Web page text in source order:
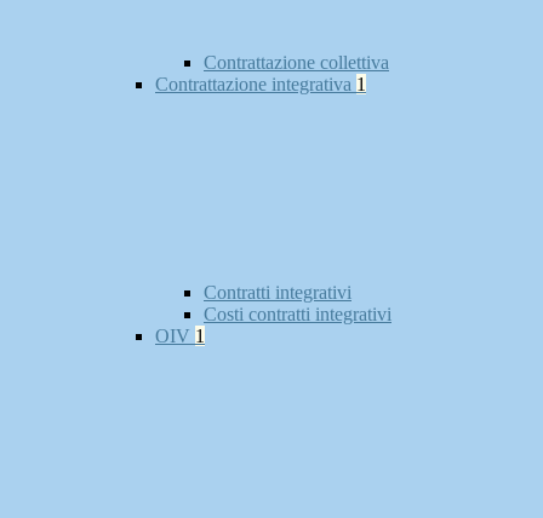
Contrattazione collettiva
Contrattazione integrativa 1
Contratti integrativi
Costi contratti integrativi
OIV 1